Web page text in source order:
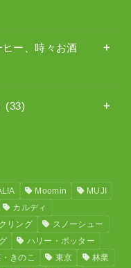
ー、時々お酒
(33)
Moomin
MUJI
カルディ
リング
スノーシュー
ハリー・ポッター
きのこ 東京
林業